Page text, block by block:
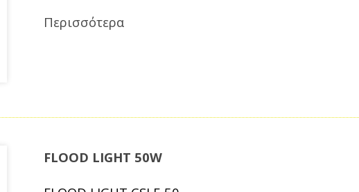
Περισσότερα
FLOOD LIGHT 50W